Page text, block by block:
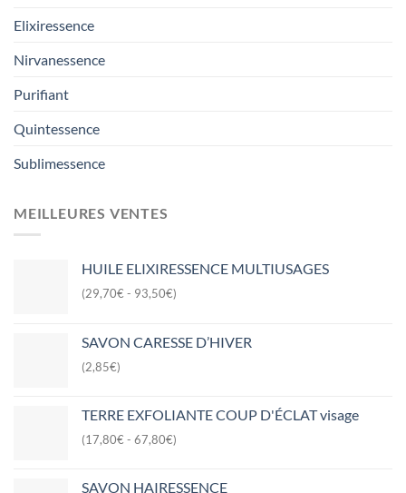
Elixiressence
Nirvanessence
Purifiant
Quintessence
Sublimessence
MEILLEURES VENTES
HUILE ELIXIRESSENCE MULTIUSAGES
(29,70€ - 93,50€)
SAVON CARESSE D’HIVER
(2,85€)
TERRE EXFOLIANTE COUP D'ÉCLAT visage
(17,80€ - 67,80€)
SAVON HAIRESSENCE